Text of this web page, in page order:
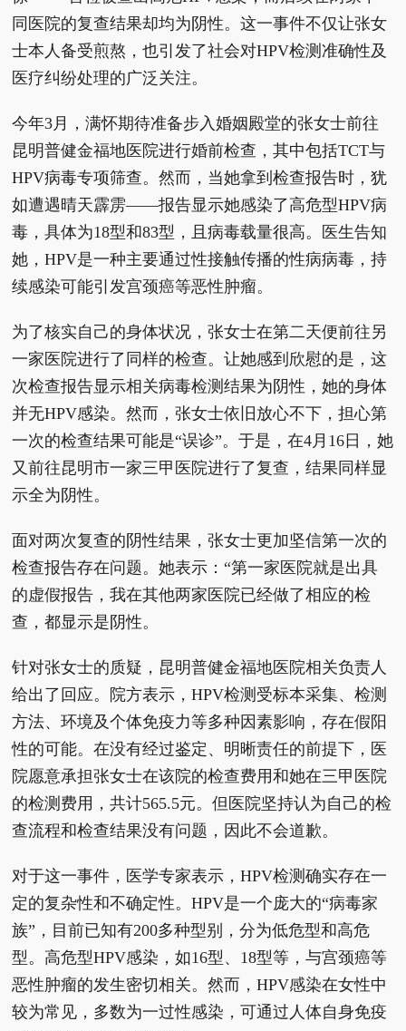
同医院的复查结果却均为阴性。这一事件不仅让张女
士本人备受煎熬，也引发了社会对HPV检测准确性及
医疗纠纷处理的广泛关注。
今年3月，满怀期待准备步入婚姻殿堂的张女士前往
昆明普健金福地医院进行婚前检查，其中包括TCT与
HPV病毒专项筛查。然而，当她拿到检查报告时，犹
如遭遇晴天霹雳——报告显示她感染了高危型HPV病
毒，具体为18型和83型，且病毒载量很高。医生告知
她，HPV是一种主要通过性接触传播的性病病毒，持
续感染可能引发宫颈癌等恶性肿瘤。
为了核实自己的身体状况，张女士在第二天便前往另
一家医院进行了同样的检查。让她感到欣慰的是，这
次检查报告显示相关病毒检测结果为阴性，她的身体
并无HPV感染。然而，张女士依旧放心不下，担心第
一次的检查结果可能是“误诊”。于是，在4月16日，她
又前往昆明市一家三甲医院进行了复查，结果同样显
示全为阴性。
面对两次复查的阴性结果，张女士更加坚信第一次的
检查报告存在问题。她表示：“第一家医院就是出具
的虚假报告，我在其他两家医院已经做了相应的检
查，都显示是阴性。
针对张女士的质疑，昆明普健金福地医院相关负责人
给出了回应。院方表示，HPV检测受标本采集、检测
方法、环境及个体免疫力等多种因素影响，存在假阳
性的可能。在没有经过鉴定、明晰责任的前提下，医
院愿意承担张女士在该院的检查费用和她在三甲医院
的检测费用，共计565.5元。但医院坚持认为自己的检
查流程和检查结果没有问题，因此不会道歉。
对于这一事件，医学专家表示，HPV检测确实存在一
定的复杂性和不确定性。HPV是一个庞大的“病毒家
族”，目前已知有200多种型别，分为低危型和高危
型。高危型HPV感染，如16型、18型等，与宫颈癌等
恶性肿瘤的发生密切相关。然而，HPV感染在女性中
较为常见，多数为一过性感染，可通过人体自身免疫